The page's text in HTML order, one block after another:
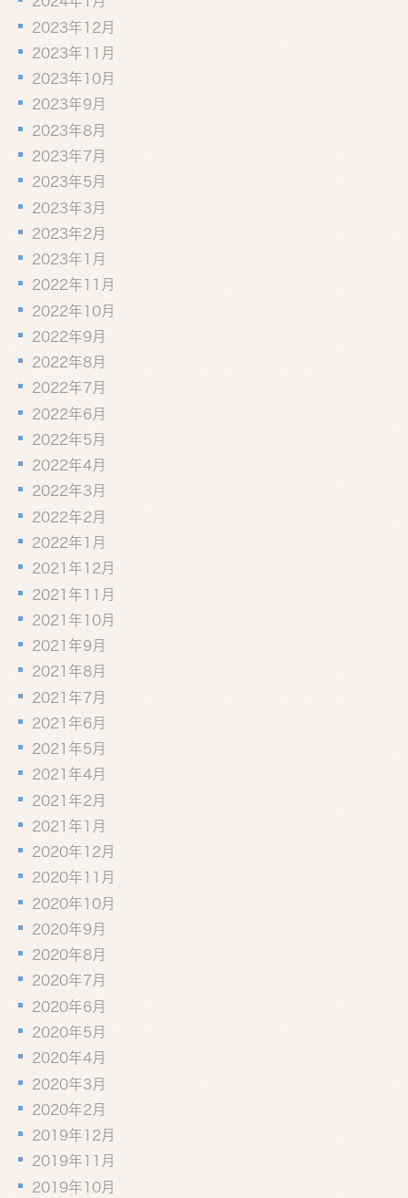
2023年12月
2023年11月
2023年10月
2023年9月
2023年8月
2023年7月
2023年5月
2023年3月
2023年2月
2023年1月
2022年11月
2022年10月
2022年9月
2022年8月
2022年7月
2022年6月
2022年5月
2022年4月
2022年3月
2022年2月
2022年1月
2021年12月
2021年11月
2021年10月
2021年9月
2021年8月
2021年7月
2021年6月
2021年5月
2021年4月
2021年2月
2021年1月
2020年12月
2020年11月
2020年10月
2020年9月
2020年8月
2020年7月
2020年6月
2020年5月
2020年4月
2020年3月
2020年2月
2019年12月
2019年11月
2019年10月